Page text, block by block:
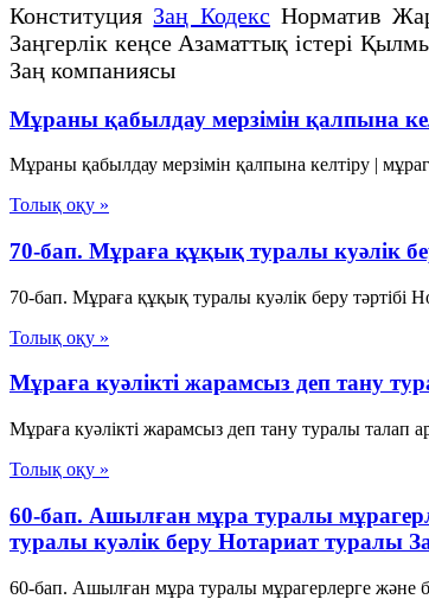
Конституция Заң Кодекс Норматив
Заңгерлік кеңсе Азаматтық істері
Заң компаниясы
Мұраны қабылдау мерзімін қалпына
Мұраны қабылдау мерзімін қалпына келтіру |
Толық оқу »
70-бап. Мұраға құқық туралы куәлiк
70-бап. Мұраға құқық туралы куәлiк беру тәртiбi
Толық оқу »
Мұраға куәлікті жарамсыз деп тану
Мұраға куәлікті жарамсыз деп тану туралы талап
Толық оқу »
60-бап. Ашылған мұра туралы
туралы куәлiк беру Нотариат туралы
60-бап. Ашылған мұра туралы мұрагерлерге және